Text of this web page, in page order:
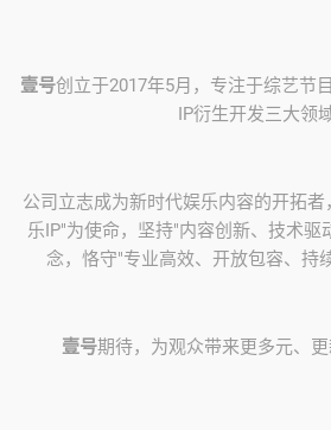
壹号创立于2017年5月，专注于综艺节
IP衍生开发三大领域
公司立志成为新时代娱乐内容的开拓
乐IP"为使命，坚持"内容创新、技术驱
念，恪守"专业高效、开放包容、持
壹号期待，为观众带来更多元、更